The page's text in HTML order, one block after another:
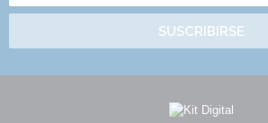
SUSCRIBIRSE